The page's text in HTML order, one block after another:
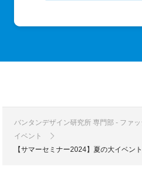
バンタンデザイン研究所 専門部 - ファ
イベント
【サマーセミナー2024】夏の大イベン